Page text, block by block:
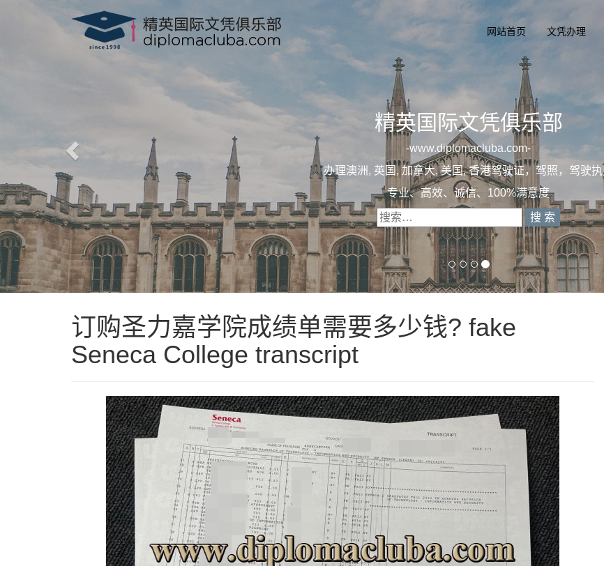
网站首页 文凭办理
-
港驾驶证，驾照，驾驶执照
、100%满意度
订购圣力嘉学院成绩单需要多少钱? fake
Seneca College transcript